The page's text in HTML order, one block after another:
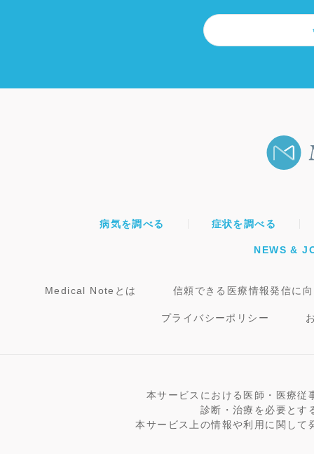
病気を調べる 症状を調べる
NEWS &
Medical Noteとは 信頼できる医療情報発信に
プライバシーポリシー
本サービスにおける医師・医療従
診断・治療を必要とす
本サービス上の情報や利用に関し